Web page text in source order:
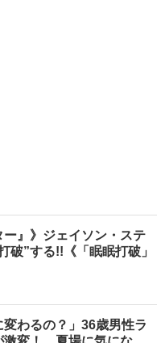
ー』》ジェイソン・ステ
破”する!!《「眠眠打破」
変わるの？」36歳男性ラ